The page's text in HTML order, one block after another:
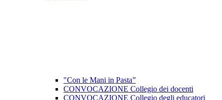
"Con le Mani in Pasta”
CONVOCAZIONE Collegio dei docenti
CONVOCAZIONE Collegio degli educatori